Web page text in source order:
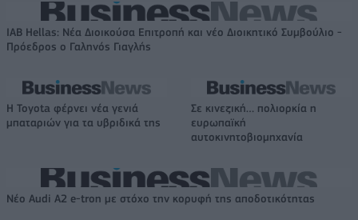
IAB Hellas: Νέα Διοικούσα Επιτροπή και νέο Διοικητικό Συμβούλιο -
Πρόεδρος ο Γαληνός Γιαγλής
Η Toyota φέρνει νέα γενιά
μπαταριών για τα υβριδικά της
Σε κινεζική… πολιορκία η
ευρωπαϊκή
αυτοκινητοβιομηχανία
Νέο Audi A2 e-tron με στόχο την κορυφή της αποδοτικότητας